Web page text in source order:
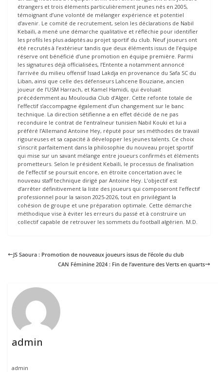
étrangers et trois éléments particulièrement jeunes nés en 2005,
témoignant d’une volonté de mélanger expérience et potentiel
d’avenir. Le comité de recrutement, selon les déclarations de Nabil
Kebaïli, a mené une démarche qualitative et réfléchie pour identifier
les profils les plus adaptés au projet sportif du club. Neuf joueurs ont
été recrutés à l’extérieur tandis que deux éléments issus de l’équipe
réserve ont bénéficié d’une promotion en équipe première. Parmi
les signatures déjà officialisées, l’Entente a notamment annoncé
l’arrivée du milieu offensif Issad Lakdja en provenance du Safa SC du
Liban, ainsi que celle des défenseurs Lahcene Bouziane, ancien
joueur de l’USM Harrach, et Kamel Hamidi, qui évoluait
précédemment au Mouloudia Club d’Alger. Cette refonte totale de
l’effectif s’accompagne également d’un changement sur le banc
technique. La direction sétifienne a en effet décidé de ne pas
reconduire le contrat de l’entraîneur tunisien Nabil Kouki et lui a
préféré l’Allemand Antoine Hey, réputé pour ses méthodes de travail
rigoureuses et sa capacité à développer les jeunes talents. Ce choix
s’inscrit parfaitement dans la philosophie du nouveau projet sportif
qui mise sur un savant mélange entre joueurs confirmés et éléments
prometteurs. Selon le président Kebaïli, le processus de finalisation
de l’effectif se poursuit encore, en étroite concertation avec le
nouveau staff technique dirigé par Antoine Hey. L’objectif est
d’arrêter définitivement la liste des joueurs qui composeront l’effectif
professionnel pour la saison 2025-2026, tout en privilégiant la
cohésion de groupe et une préparation optimale. Cette démarche
méthodique vise à éviter les erreurs du passé et à construire un
collectif capable de retrouver les sommets du football algérien. M.D.
JS Saoura : Promotion de nouveaux joueurs issus de l’école du club
CAN Féminine 2024 : Fin de l’aventure des Verts en quarts
admin
admin